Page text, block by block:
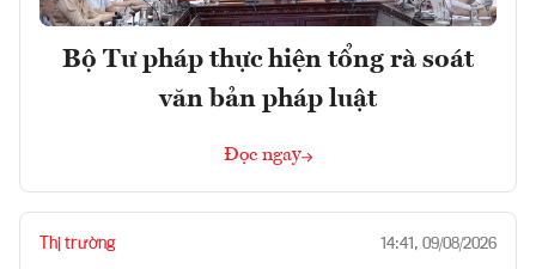
Bộ Tư pháp thực hiện tổng rà soát
văn bản pháp luật
Đọc ngay
Thị trường 14:41, 09/08/2026